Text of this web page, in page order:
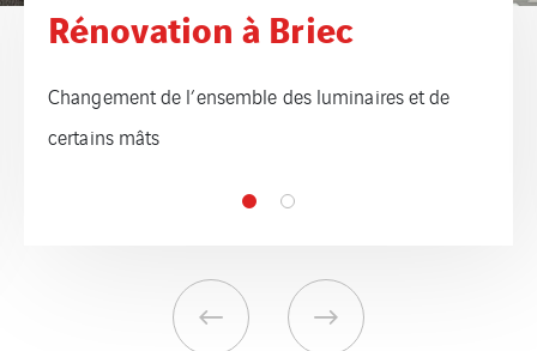
à Briec
des luminaires et de Pouldreuzic